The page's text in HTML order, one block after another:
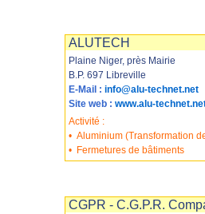
ALUTECH
Plaine Niger, près Mairie
B.P. 697 Libreville
E-Mail : info@alu-technet.net
Site web : www.alu-
Activité :
• Aluminium (Transformation
• Fermetures de bâtiments
CGPR - C.G.P.R.